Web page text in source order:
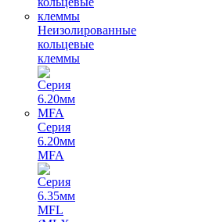
Неизолированные
кольцевые
клеммы
Серия
6.20мм
MFA